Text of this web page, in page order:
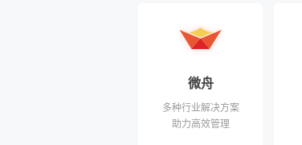
微舟
多种行业解决方案
助力高效管理